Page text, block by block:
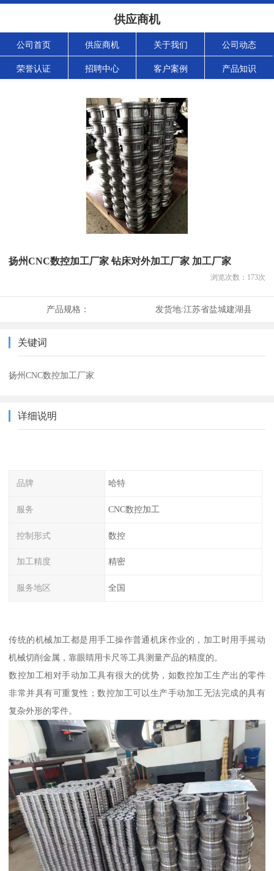
供应商机
公司首页 供应商机 关于我们 公司动态
荣誉认证 招聘中心 客户案例 产品知识
扬州CNC数控加工厂家 钻床对外加工厂家 加工厂家
浏览次数： 173次
产品规格： 发货地:江苏省盐城建湖县
关键词
扬州CNC数控加工厂家
详细说明
品牌 哈特
服务 CNC数控加工
控制形式 数控
加工精度 精密
服务地区 全国
传统的机械加工都是用手工操作普通机床作业的，加工时用手摇动
机械切削金属，靠眼睛用卡尺等工具测量产品的精度的。
数控加工相对手动加工具有很大的优势，如数控加工生产出的零件
非常并具有可重复性；数控加工可以生产手动加工无法完成的具有
复杂外形的零件。